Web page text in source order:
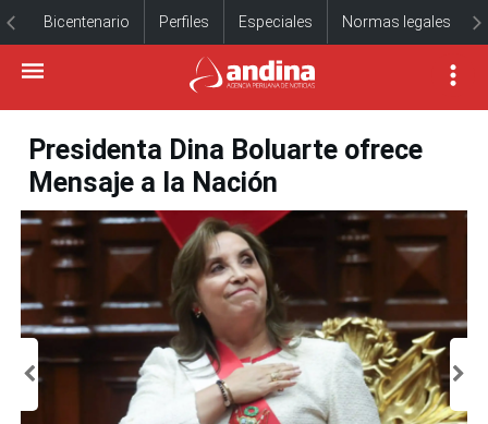
Bicentenario Perfiles Especiales Normas legales
Presidenta Dina Boluarte ofrece
Mensaje a la Nación